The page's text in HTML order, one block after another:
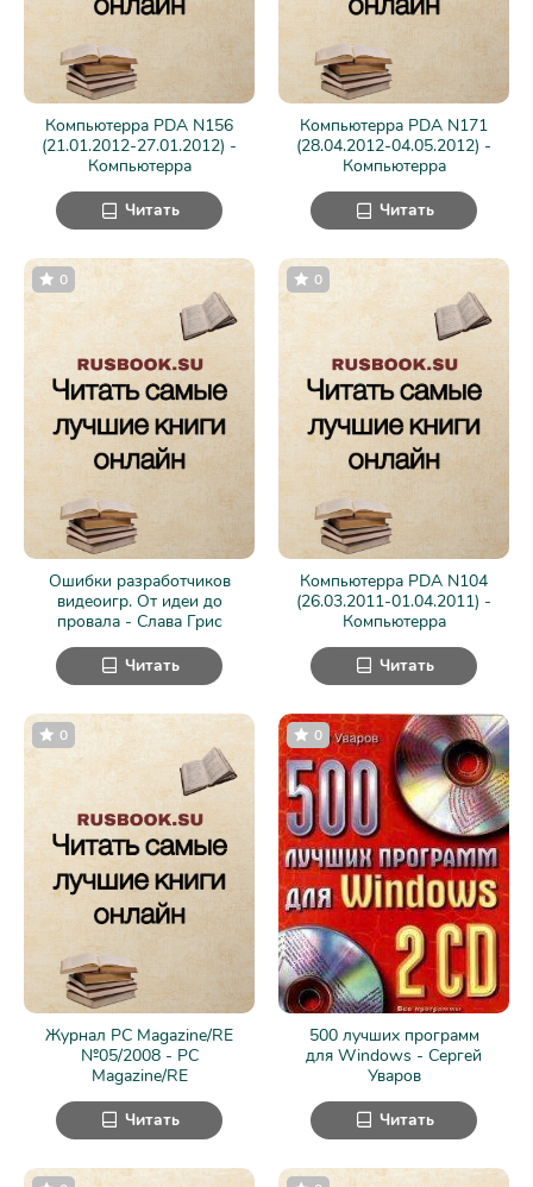
Компьютерра PDA N156
(21.01.2012-27.01.2012) -
Компьютерра
Читать
Компьютерра PDA N171
(28.04.2012-04.05.2012) -
Компьютерра
Читать
Ошибки разработчиков
видеоигр. От идеи до
провала - Слава Грис
0
Читать
Компьютерра PDA N104
(26.03.2011-01.04.2011) -
Компьютерра
0
Читать
Журнал PC Magazine/RE
№05/2008 - PC
Magazine/RE
0
Читать
500 лучших программ
для Windows - Сергей
Уваров
0
Читать